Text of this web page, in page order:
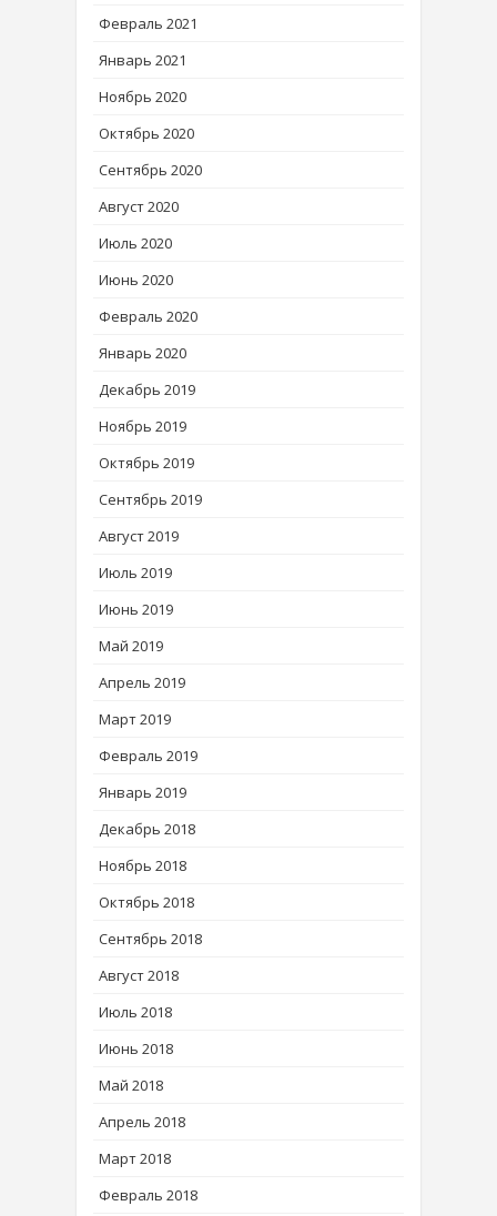
Февраль 2021
Январь 2021
Ноябрь 2020
Октябрь 2020
Сентябрь 2020
Август 2020
Июль 2020
Июнь 2020
Февраль 2020
Январь 2020
Декабрь 2019
Ноябрь 2019
Октябрь 2019
Сентябрь 2019
Август 2019
Июль 2019
Июнь 2019
Май 2019
Апрель 2019
Март 2019
Февраль 2019
Январь 2019
Декабрь 2018
Ноябрь 2018
Октябрь 2018
Сентябрь 2018
Август 2018
Июль 2018
Июнь 2018
Май 2018
Апрель 2018
Март 2018
Февраль 2018